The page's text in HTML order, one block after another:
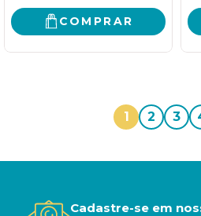
COMPRAR
1 2 3
Cadastre-se em